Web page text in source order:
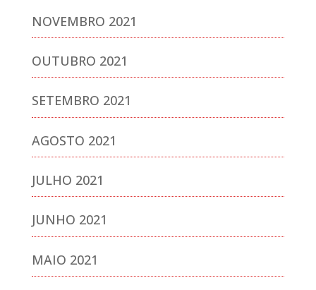
NOVEMBRO 2021
OUTUBRO 2021
SETEMBRO 2021
AGOSTO 2021
JULHO 2021
JUNHO 2021
MAIO 2021